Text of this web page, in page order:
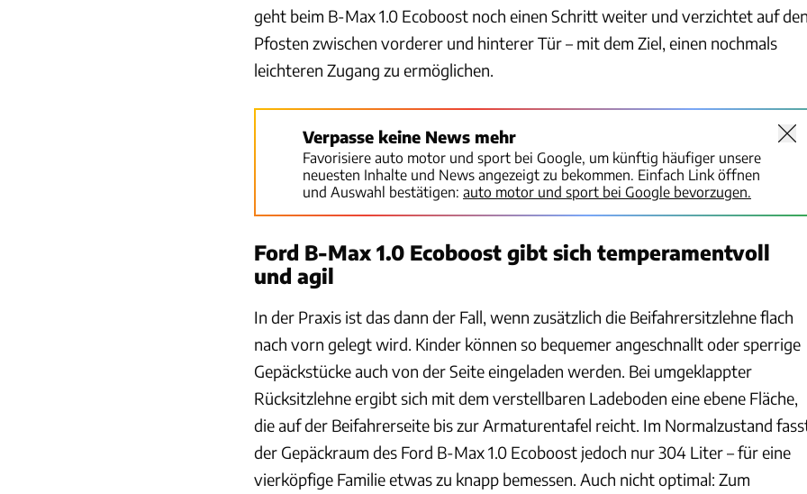
geht beim B-Max 1.0 Ecoboost noch einen Schritt weiter und verzichtet auf
Pfosten zwischen vorderer und hinterer Tür – mit dem Ziel, einen nochmals
leichteren Zugang zu ermöglichen.
Verpasse keine News mehr
Favorisiere auto motor und sport bei Google, um künftig häufiger unsere
neuesten Inhalte und News angezeigt zu bekommen. Einfach Link öffnen
und Auswahl bestätigen: auto motor und sport bei Google bevorzugen.
Ford B-Max 1.0 Ecoboost gibt sich temperamentvoll
und agil
In der Praxis ist das dann der Fall, wenn zusätzlich die Beifahrersitzlehne flach
nach vorn gelegt wird. Kinder können so bequemer angeschnallt oder sperrige
Gepäckstücke auch von der Seite eingeladen werden. Bei umgeklappter
Rücksitzlehne ergibt sich mit dem verstellbaren Ladeboden eine ebene Fläche,
die auf der Beifahrerseite bis zur Armaturentafel reicht. Im Normalzustand
der Gepäckraum des Ford B-Max 1.0 Ecoboost jedoch nur 304 Liter – für eine
vierköpfige Familie etwas zu knapp bemessen. Auch nicht optimal: Zum